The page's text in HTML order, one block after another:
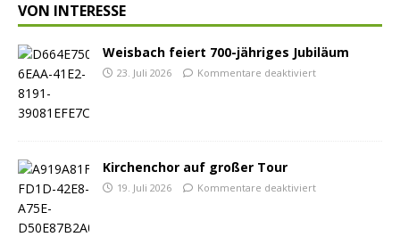
VON INTERESSE
Weisbach feiert 700-jähriges Jubiläum
23. Juli 2026 Kommentare deaktiviert
Kirchenchor auf großer Tour
19. Juli 2026 Kommentare deaktiviert